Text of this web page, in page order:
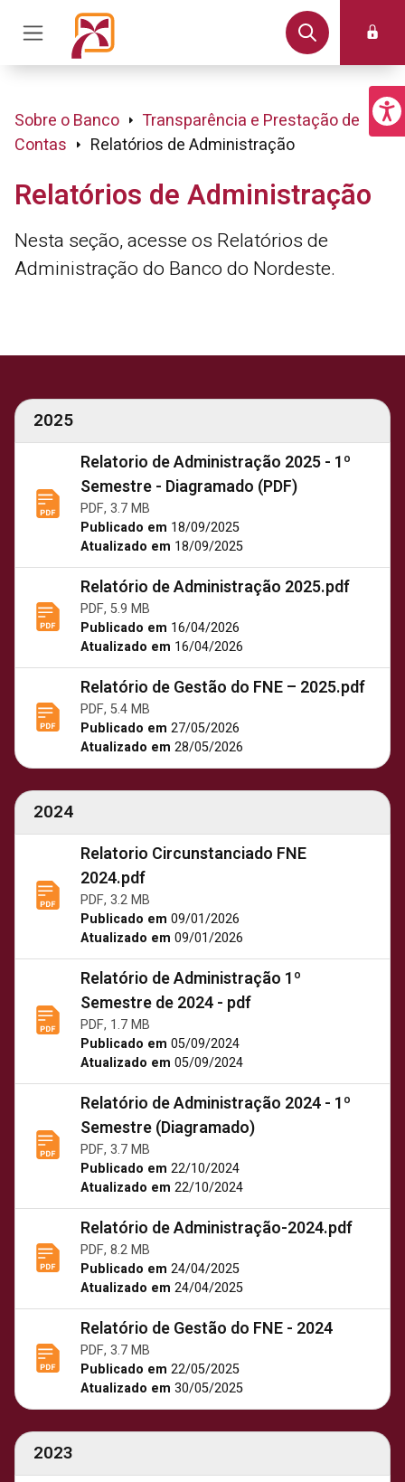
Sobre o Banco
Transparência e Prestação de
Contas
Relatórios de Administração
Relatórios de Administração
Nesta seção, acesse os Relatórios de
Administração do Banco do Nordeste.
2025
Relatorio de Administração 2025 - 1º
Semestre - Diagramado (PDF)
PDF, 3.7 MB
Publicado em 18/09/2025
Atualizado em 18/09/2025
Relatório de Administração 2025.pdf
PDF, 5.9 MB
Publicado em 16/04/2026
Atualizado em 16/04/2026
Relatório de Gestão do FNE – 2025.pdf
PDF, 5.4 MB
Publicado em 27/05/2026
Atualizado em 28/05/2026
2024
Relatorio Circunstanciado FNE
2024.pdf
PDF, 3.2 MB
Publicado em 09/01/2026
Atualizado em 09/01/2026
Relatório de Administração 1º
Semestre de 2024 - pdf
PDF, 1.7 MB
Publicado em 05/09/2024
Atualizado em 05/09/2024
Relatório de Administração 2024 - 1º
Semestre (Diagramado)
PDF, 3.7 MB
Publicado em 22/10/2024
Atualizado em 22/10/2024
Relatório de Administração-2024.pdf
PDF, 8.2 MB
Publicado em 24/04/2025
Atualizado em 24/04/2025
Relatório de Gestão do FNE - 2024
PDF, 3.7 MB
Publicado em 22/05/2025
Atualizado em 30/05/2025
2023